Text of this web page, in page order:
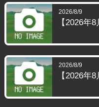
2026/8/9
【2026年
2026/8/9
【2026年